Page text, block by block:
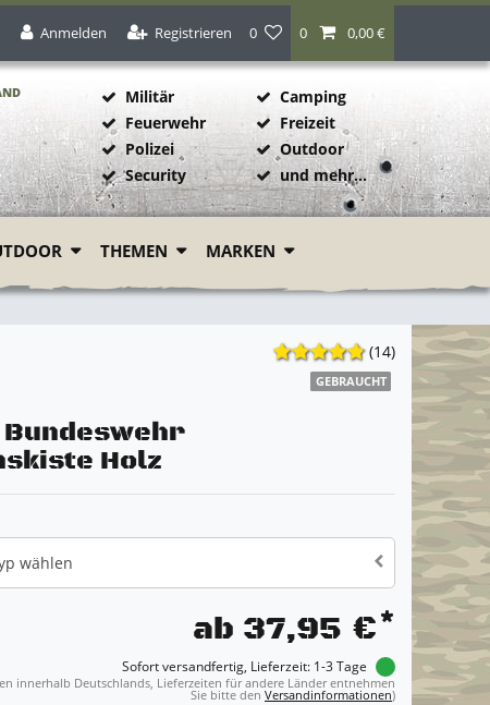
Anmelden Registrieren 0 0 0,00 €
Militär
Feuerwehr
Polizei
Security
Camping
Freizeit
Outdoor
und mehr...
THEMEN MARKEN
(14)
GEBRAUCHT
Holz
wählen
ab 37,95 €*
Sofort versandfertig, Lieferzeit: 1-3 Tage
innerhalb Deutschlands, Lieferzeiten für andere Länder entnehmen
Sie bitte den Versandinformationen)